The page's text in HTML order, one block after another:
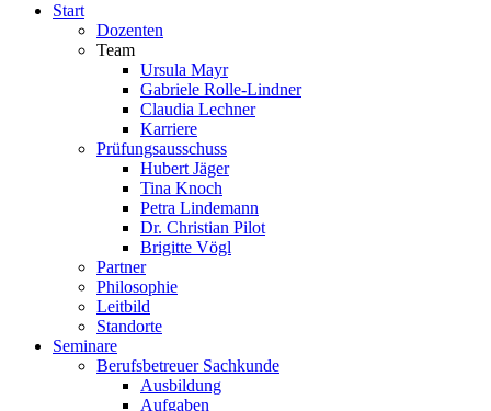
Start
Dozenten
Team
Ursula Mayr
Gabriele Rolle-Lindner
Claudia Lechner
Karriere
Prüfungsausschuss
Hubert Jäger
Tina Knoch
Petra Lindemann
Dr. Christian Pilot
Brigitte Vögl
Partner
Philosophie
Leitbild
Standorte
Seminare
Berufsbetreuer Sachkunde
Ausbildung
Aufgaben